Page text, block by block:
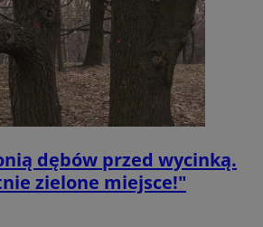
dębów przed wycinką.
zielone miejsce!"